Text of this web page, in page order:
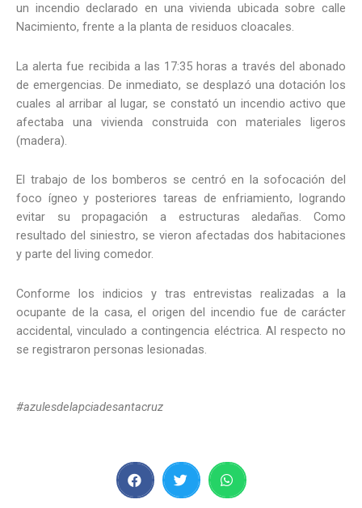
un incendio declarado en una vivienda ubicada sobre calle
Nacimiento, frente a la planta de residuos cloacales.
La alerta fue recibida a las 17:35 horas a través del abonado
de emergencias. De inmediato, se desplazó una dotación los
cuales al arribar al lugar, se constató un incendio activo que
afectaba una vivienda construida con materiales ligeros
(madera).
El trabajo de los bomberos se centró en la sofocación del
foco ígneo y posteriores tareas de enfriamiento, logrando
evitar su propagación a estructuras aledañas. Como
resultado del siniestro, se vieron afectadas dos habitaciones
y parte del living comedor.
Conforme los indicios y tras entrevistas realizadas a la
ocupante de la casa, el origen del incendio fue de carácter
accidental, vinculado a contingencia eléctrica. Al respecto no
se registraron personas lesionadas.
#azulesdelapciadesantacruz